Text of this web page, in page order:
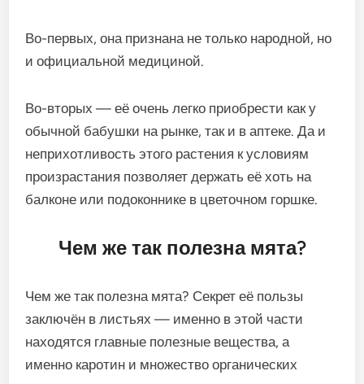
Во-первых, она признана не только народной, но
и официальной медициной.
Во-вторых — её очень легко приобрести как у
обычной бабушки на рынке, так и в аптеке. Да и
неприхотливость этого растения к условиям
произрастания позволяет держать её хоть на
балконе или подоконнике в цветочном горшке.
Чем же так полезна мята?
Чем же так полезна мята? Секрет её пользы
заключён в листьях — именно в этой части
находятся главные полезные вещества, а
именно каротин и множество органических